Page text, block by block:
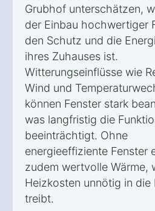
Grubhof unterschätzen,
der Einbau hochwertiger
den Schutz und die
ihres Zuhauses ist.
Witterungseinflüsse wie
Wind und
können Fenster stark
was langfristig die
beeinträchtigt. Ohne
energieeffiziente Fenster
zudem wertvolle Wärme,
Heizkosten unnötig in die
treibt.